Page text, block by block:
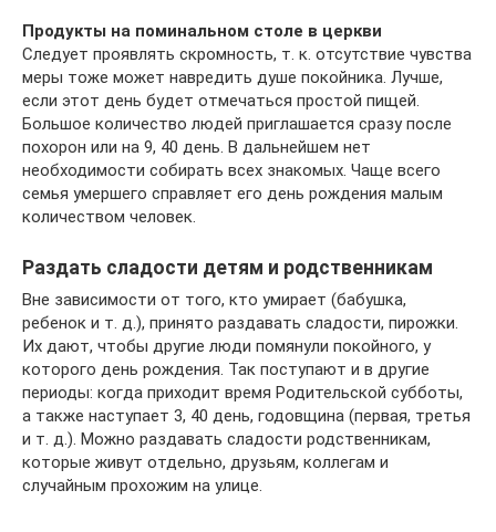
Продукты на поминальном столе в церкви
Следует проявлять скромность, т. к. отсутствие чувства
меры тоже может навредить душе покойника. Лучше,
если этот день будет отмечаться простой пищей.
Большое количество людей приглашается сразу после
похорон или на 9, 40 день. В дальнейшем нет
необходимости собирать всех знакомых. Чаще всего
семья умершего справляет его день рождения малым
количеством человек.
Раздать сладости детям и родственникам
Вне зависимости от того, кто умирает (бабушка,
ребенок и т. д.), принято раздавать сладости, пирожки.
Их дают, чтобы другие люди помянули покойного, у
которого день рождения. Так поступают и в другие
периоды: когда приходит время Родительской субботы,
а также наступает 3, 40 день, годовщина (первая, третья
и т. д.). Можно раздавать сладости родственникам,
которые живут отдельно, друзьям, коллегам и
случайным прохожим на улице.